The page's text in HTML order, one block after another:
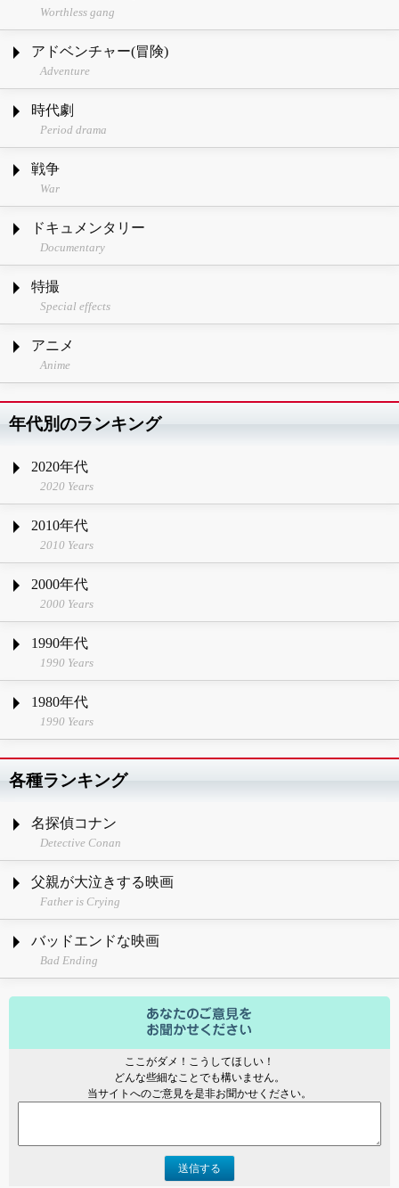
Worthless gang
アドベンチャー(冒険)
Adventure
時代劇
Period drama
戦争
War
ドキュメンタリー
Documentary
特撮
Special effects
アニメ
Anime
年代別のランキング
2020年代
2020 Years
2010年代
2010 Years
2000年代
2000 Years
1990年代
1990 Years
1980年代
1990 Years
各種ランキング
名探偵コナン
Detective Conan
父親が大泣きする映画
Father is Crying
バッドエンドな映画
Bad Ending
ここがダメ！こうしてほしい！
どんな些細なことでも構いません。
当サイトへのご意見を是非お聞かせください。
送信する